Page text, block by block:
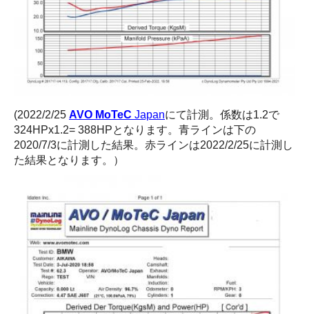
(2022/2/25 AVO MoTeC Japanにて計測。係数は1.2で
324HPx1.2= 388HPとなります。青ラインは下の
2020/7/3に計測した結果。赤ラインは2022/2/25に計測し
た結果となります。）